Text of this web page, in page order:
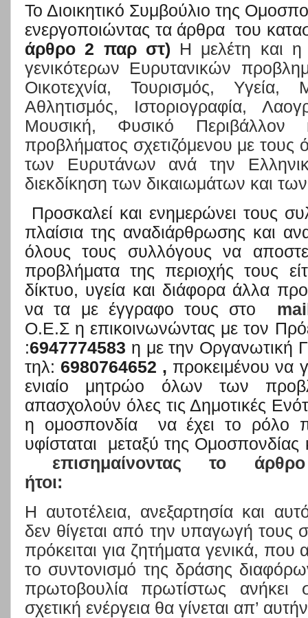
Το Διοικητικό Συμβούλιο της
ενεργοποιώντας τα άρθρα του
άρθρο 2 παρ στ) Η μελέτη και
γενικότερων Ευρυτανικών
Οικοτεχνία, Τουρισμός, Υγεία,
Αθλητισμός, Ιστοριογραφία,
Μουσική, Φυσικό
προβλήματος σχετιζόμενου με τους
των Ευρυτάνων ανά την
διεκδίκηση των δικαιωμάτων και
Προσκαλεί και ενημερώνει τους
πλαίσια της αναδιάρθρωσης και
όλους τους συλλόγους να
προβλήματα της περιοχής τους
δίκτυο, υγεία και διάφορα άλλα
να τα με έγγραφο τους στο
Ο.Ε.Σ η επικοινωνώντας με τον
:6947774583 η με την Οργανωτική
τηλ: 6980764652 , προκειμένου να
ενιαίο μητρώο όλων των
απασχολούν όλες τις Δημοτικές
η ομοσπονδία
να έχει το ρόλο
υφίσταται
μεταξύ της
επισημαίνοντας το
ήτοι:
Η αυτοτέλεια, ανεξαρτησία και
δεν θίγεται από την υπαγωγή
πρόκειται για ζητήματα γενικά,
το συντονισμό της δράσης
πρωτοβουλία πρωτίστως ανήκει
σχετική ενέργεια θα γίνεται απ’